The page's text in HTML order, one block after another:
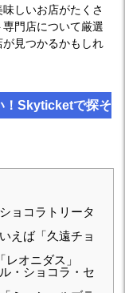
しいお店がたくさ
門店について厳選
見つかるかもしれ
！Skyticketで探そ
ョコラトリータ
えば「久遠チョ
オニダス」
・ショコラ・セ